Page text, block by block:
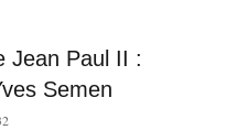
Jean Paul II :
Semen